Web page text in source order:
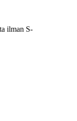
ilman S-